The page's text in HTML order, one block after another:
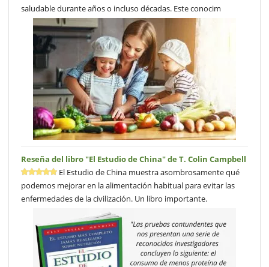
saludable durante años o incluso décadas. Este conocim
Reseña del libro "El Estudio de China" de T. Colin Campbell
El Estudio de China muestra asombrosamente qué
podemos mejorar en la alimentación habitual para evitar las
enfermedades de la civilización. Un libro importante.